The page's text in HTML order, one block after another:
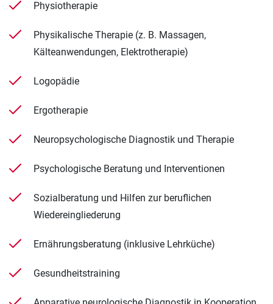
Physiotherapie
Physikalische Therapie (z. B. Massagen,
Kälteanwendungen, Elektrotherapie)
Logopädie
Ergotherapie
Neuropsychologische Diagnostik und Therapie
Psychologische Beratung und Interventionen
Sozialberatung und Hilfen zur beruflichen
Wiedereingliederung
Ernährungsberatung (inklusive Lehrküche)
Gesundheitstraining